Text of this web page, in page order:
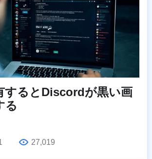
するとDiscordが黒い画
る
27,019